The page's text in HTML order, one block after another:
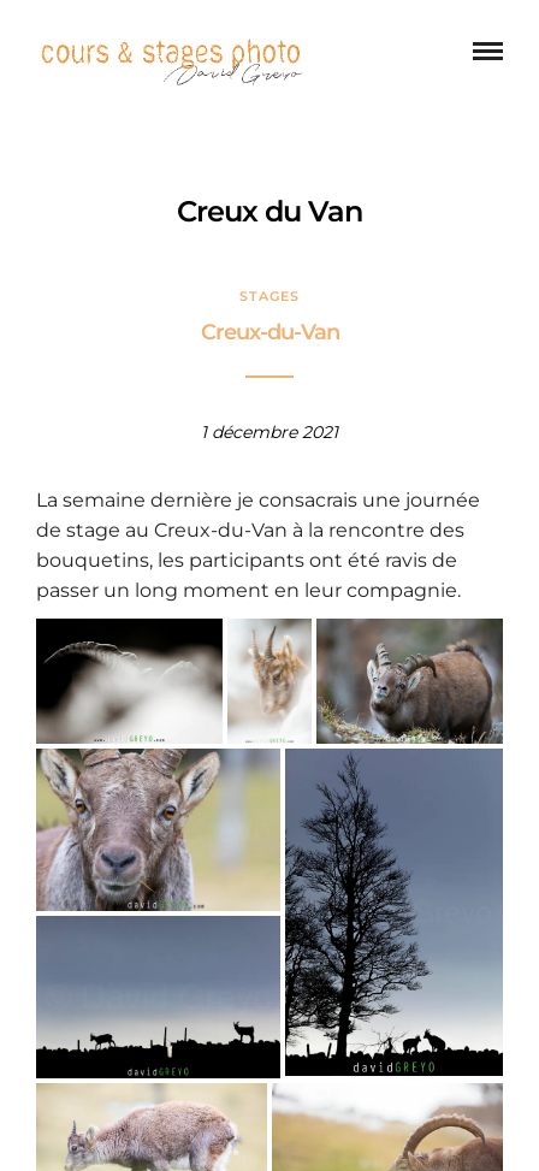
Creux du Van
STAGES
Creux-du-Van
1 décembre 2021
La semaine dernière je consacrais une journée
de stage au Creux-du-Van à la rencontre des
bouquetins, les participants ont été ravis de
passer un long moment en leur compagnie.